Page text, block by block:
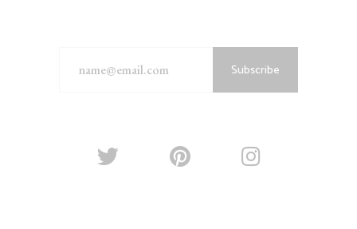
Subscribe